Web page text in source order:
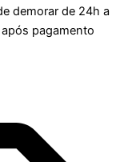
demorar de 24h a
pagamento